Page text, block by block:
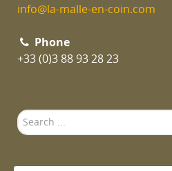
info@la-malle-en-coin.com
Phone
+33 (0)3 88 93 28 23
Search
...